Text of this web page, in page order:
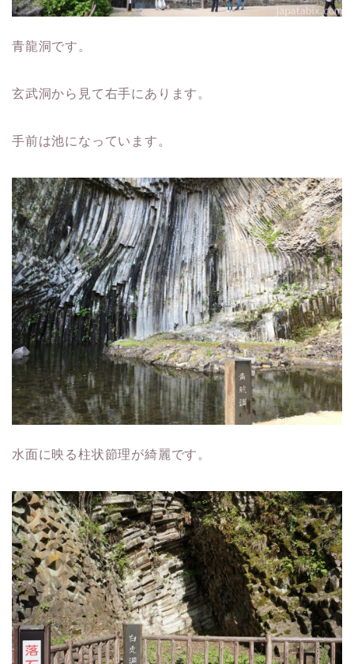
青龍洞です。
玄武洞から見て右手にあります。
手前は池になっています。
水面に映る柱状節理が綺麗です。